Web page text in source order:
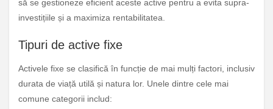
să se gestioneze eficient aceste active pentru a evita supra-
investițiile și a maximiza rentabilitatea.
Tipuri de active fixe
Activele fixe se clasifică în funcție de mai mulți factori, inclusiv
durata de viață utilă și natura lor. Unele dintre cele mai
comune categorii includ: